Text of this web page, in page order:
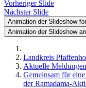
Vorheriger Slide
Nächster Slide
Animation der Slideshow
Animation der Slideshow
Landkreis
Aktuelle Meldungen
Gemeinsam für
der Ramadama-